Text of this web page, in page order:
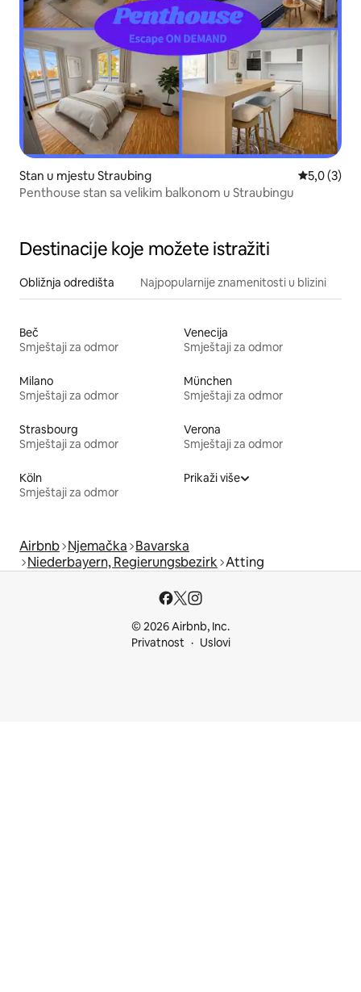
Stan u mjestu Straubing Prosječna
5,0 (3)
Penthouse stan sa velikim balkonom u Straubingu
Destinacije koje možete istražiti
Obližnja odredišta Najpopularnije znamenitosti u blizini
Beč
Smještaji za odmor
Venecija
Smještaji za odmor
Milano
Smještaji za odmor
München
Smještaji za odmor
Strasbourg
Smještaji za odmor
Verona
Smještaji za odmor
Köln
Smještaji za odmor
Prikaži više
Airbnb Njemačka Bavarska
Niederbayern, Regierungsbezirk Atting
© 2026 Airbnb, Inc.
Privatnost
Uslovi